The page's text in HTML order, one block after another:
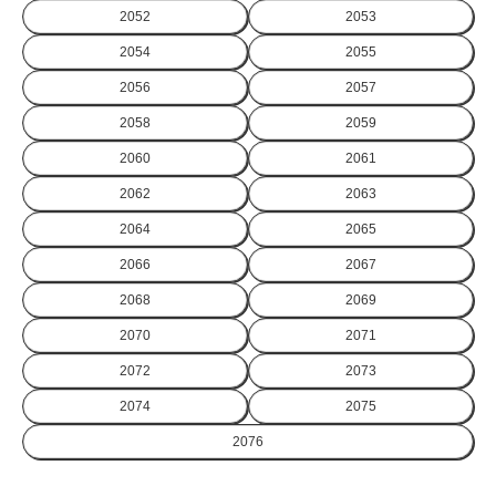
2052 2053
2054 2055
2056 2057
2058 2059
2060 2061
2062 2063
2064 2065
2066 2067
2068 2069
2070 2071
2072 2073
2074 2075
2076